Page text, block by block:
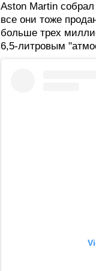
Aston Martin
все они тоже
больше трех
6,5-литровым